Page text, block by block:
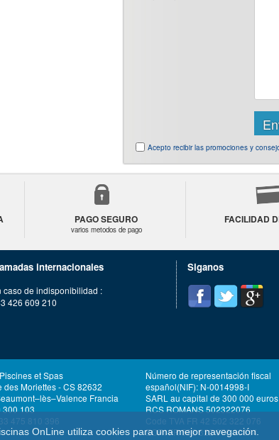
Acepto recibir las promociones y
PAGO SEGURO
varios metodos de pago
FACILIDAD
internacionales
caso de indisponibilidad :
426 609 210
Siganos
et Spas
des Moriettes - CS 82632
Francia
300 103
475 810 396
Número de representación fiscal
español(NIF): N-0014998-I
SARL au capital de 300 000 euros
RCS ROMANS 502322076
Code TVA FR 42 502 322 076
EORI FR 502 322 076 00014
OnLine utiliza cookies para una mejor navegación.